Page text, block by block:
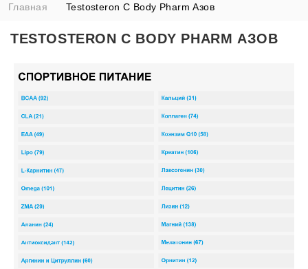
Главная Testosteron C Body Pharm Азов
TESTOSTERON C BODY PHARM АЗОВ